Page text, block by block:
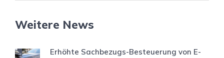
Weitere News
Erhöhte Sachbezugs-Besteuerung von E-